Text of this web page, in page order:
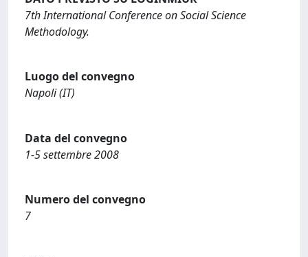
7th International Conference on Social Science
Methodology.
Luogo del convegno
Napoli (IT)
Data del convegno
1-5 settembre 2008
Numero del convegno
7